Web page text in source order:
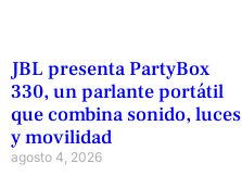
JBL presenta PartyBox
330, un parlante portátil
que combina sonido, luces
y movilidad
agosto 4, 2026